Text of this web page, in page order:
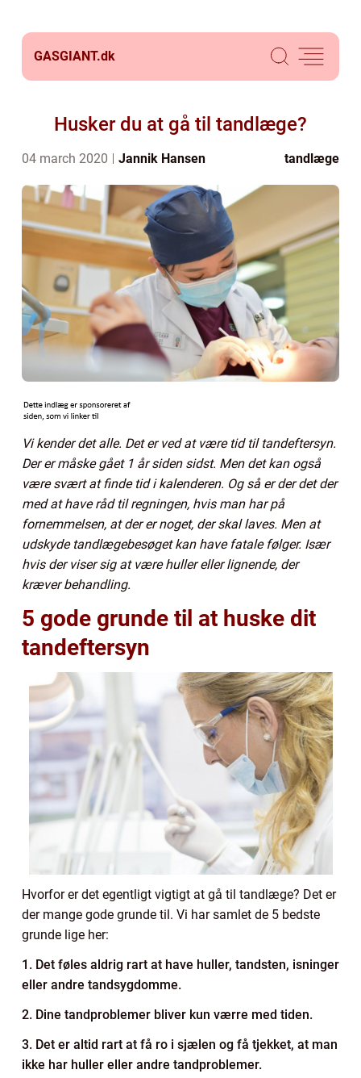
GASGIANT.dk
Husker du at gå til tandlæge?
04 march 2020 Jannik Hansen tandlæge
Vi kender det alle. Det er ved at være tid til tandeftersyn.
Der er måske gået 1 år siden sidst. Men det kan også
være svært at finde tid i kalenderen. Og så er der det der
med at have råd til regningen, hvis man har på
fornemmelsen, at der er noget, der skal laves. Men at
udskyde tandlægebesøget kan have fatale følger. Især
hvis der viser sig at være huller eller lignende, der
kræver behandling.
5 gode grunde til at huske dit
tandeftersyn
Hvorfor er det egentligt vigtigt at gå til tandlæge? Det er
der mange gode grunde til. Vi har samlet de 5 bedste
grunde lige her:
1. Det føles aldrig rart at have huller, tandsten, isninger
eller andre tandsygdomme.
2. Dine tandproblemer bliver kun værre med tiden.
3. Det er altid rart at få ro i sjælen og få tjekket, at man
ikke har huller eller andre tandproblemer.